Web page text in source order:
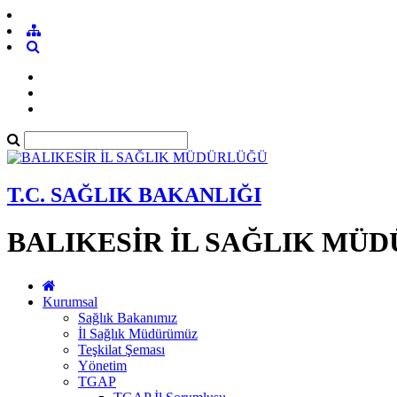
T.C. SAĞLIK BAKANLIĞI
BALIKESİR İL SAĞLIK
Kurumsal
Sağlık Bakanımız
İl Sağlık Müdürümüz
Teşkilat Şeması
Yönetim
TGAP